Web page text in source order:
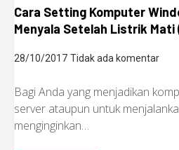
Cara Setting Komputer
Menyala Setelah Listrik Mati
28/10/2017 Tidak ada komentar
Bagi Anda yang menjadikan
server ataupun untuk
menginginkan…